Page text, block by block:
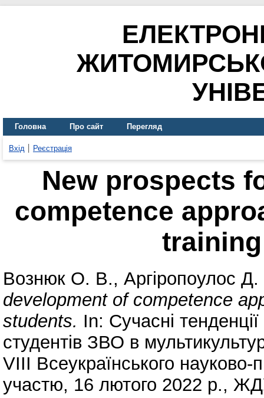
Головна Про сайт Перегляд
Вхід Реєстрація
New prospects
competence
Вознюк О. В., Аргіропоулос Д.
development of competence
students. In: Сучасні
студентів ЗВО в
VІІІ Всеукраїнського
участю, 16 лютого 2022 р.,